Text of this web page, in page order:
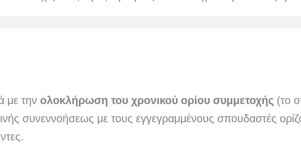
με την ολοκλήρωση του χρονικού ορίου συμμετοχής (το
συνεννοήσεως με τους εγγεγραμμένους σπουδαστές